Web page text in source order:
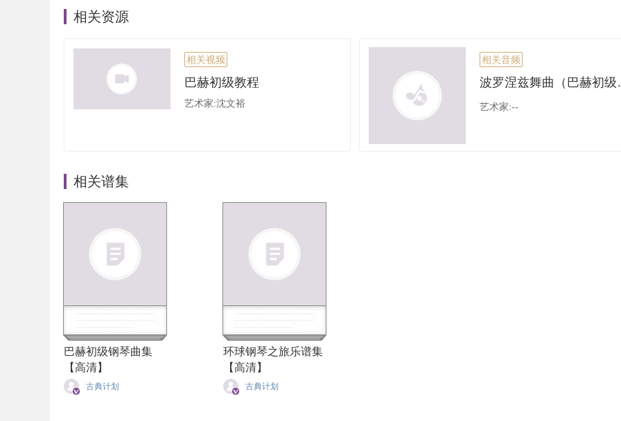
相关资源
相关视频
巴赫初级教程
艺术家:沈文裕
相关音频
波罗
艺术家:--
相关谱集
巴赫初级钢琴曲集
【高清】
古典计划
环球钢琴之旅乐谱集
【高清】
古典计划